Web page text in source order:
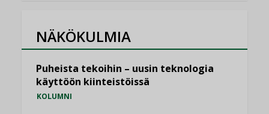
NÄKÖKULMIA
Puheista tekoihin – uusin teknologia
käyttöön kiinteistöissä
KOLUMNI